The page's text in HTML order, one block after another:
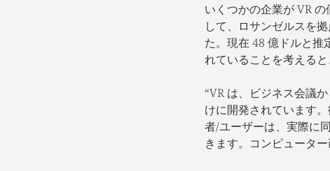
いくつかの企業が VR
して、ロサンゼルスを
た。現在 48 億ドルと推
れていることを考える
“VR は、ビジネス会議
けに開発されています
者/ユーザーは、実際に
きます。コンピューター